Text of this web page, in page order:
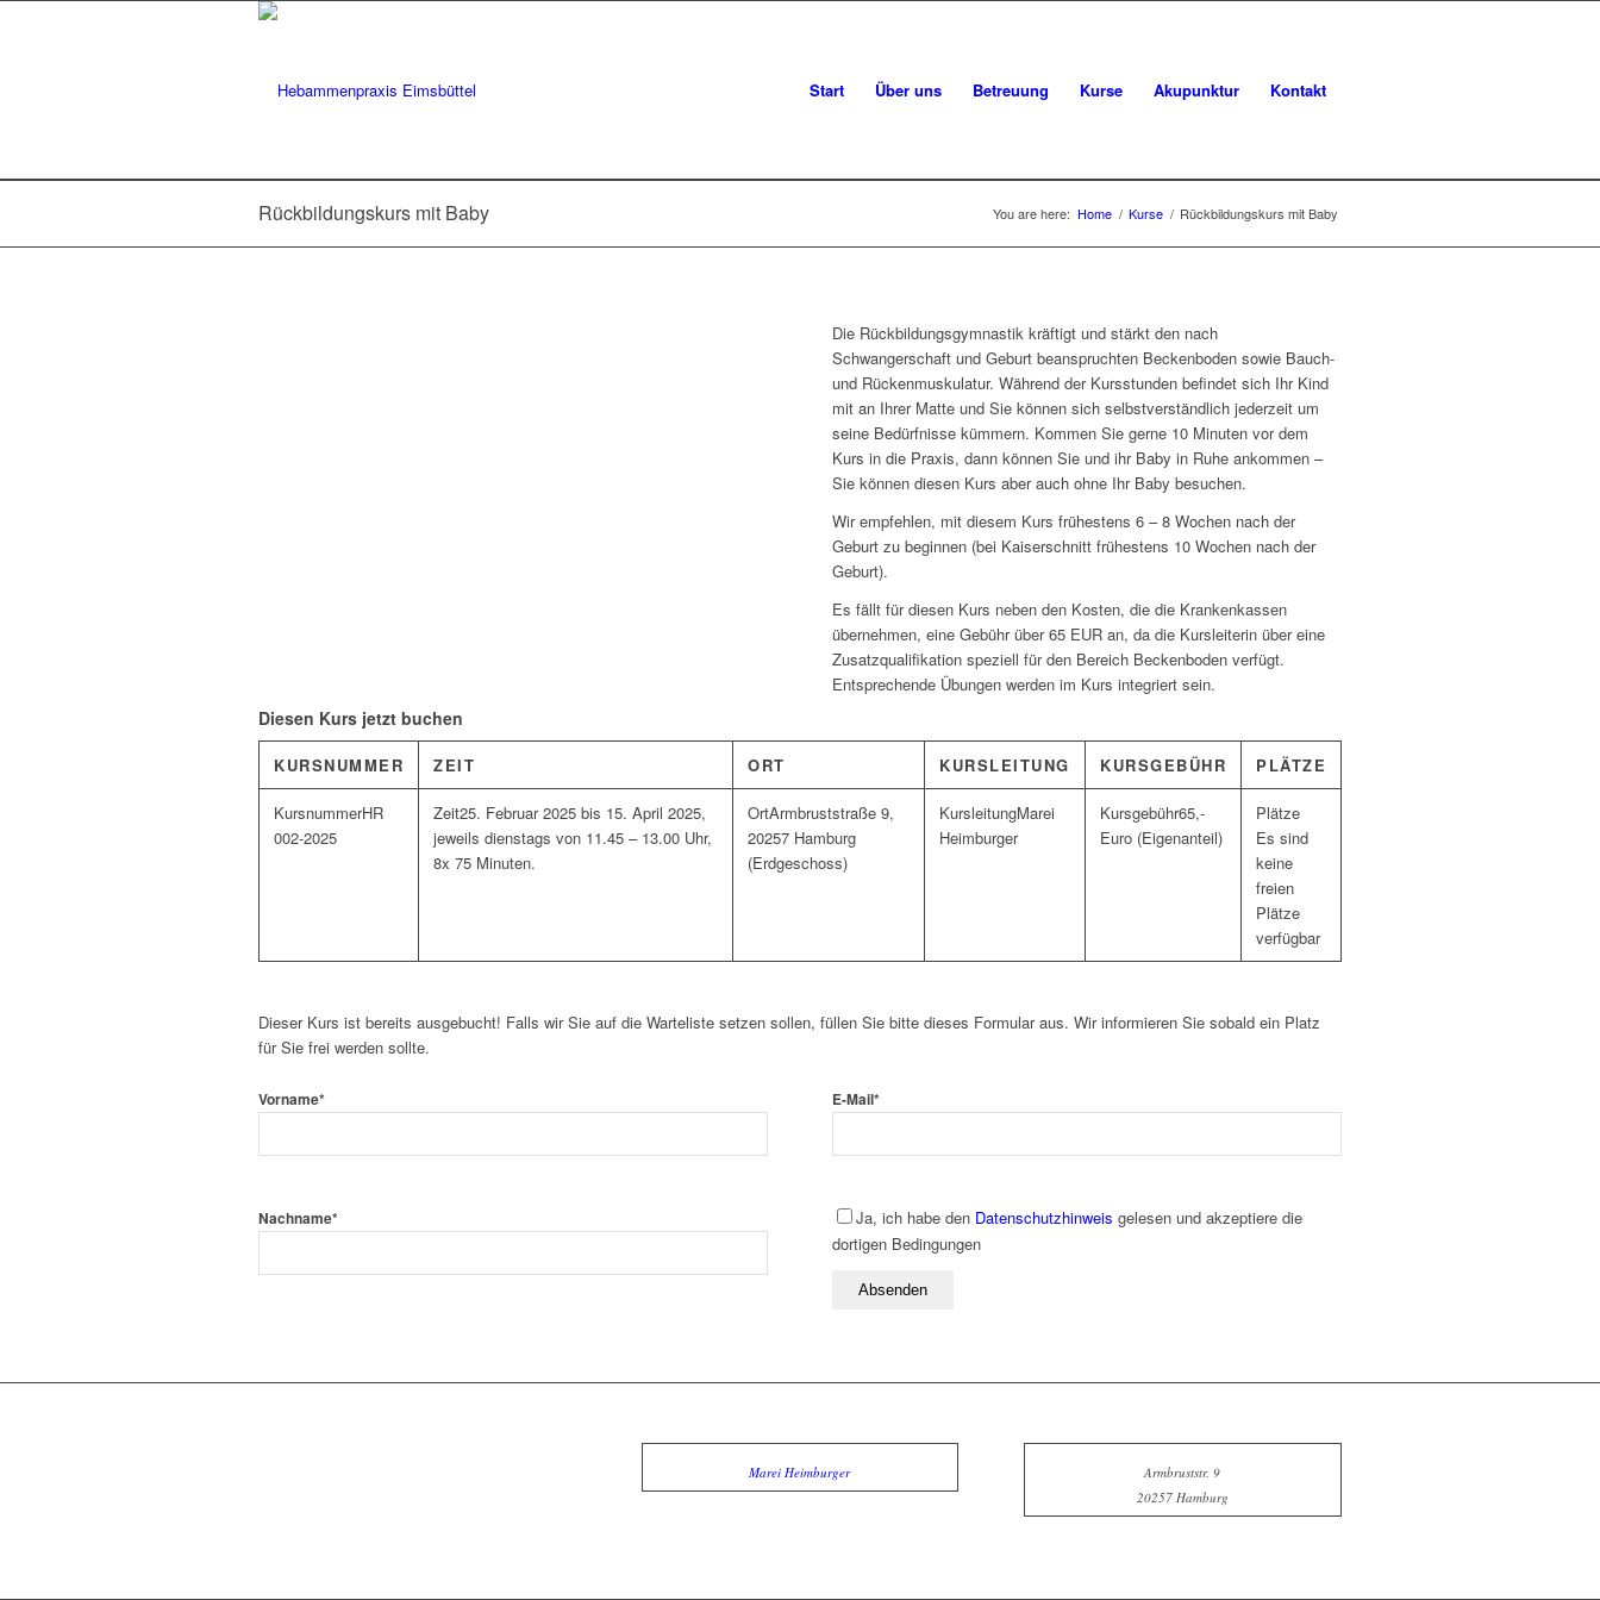
Start Über uns Betreuung Kurse Akupunktur Kontakt
Rückbildungskurs mit Baby You are here: Home / Kurse / Rückbildungskurs mit Baby
Die Rückbildungsgymnastik kräftigt und stärkt den nach
Schwangerschaft und Geburt beanspruchten Beckenboden sowie Bauch-
und Rückenmuskulatur. Während der Kursstunden befindet sich Ihr Kind
mit an Ihrer Matte und Sie können sich selbstverständlich jederzeit um
seine Bedürfnisse kümmern. Kommen Sie gerne 10 Minuten vor dem
Kurs in die Praxis, dann können Sie und ihr Baby in Ruhe ankommen –
Sie können diesen Kurs aber auch ohne Ihr Baby besuchen.
Wir empfehlen, mit diesem Kurs frühestens 6 – 8 Wochen nach der
Geburt zu beginnen (bei Kaiserschnitt frühestens 10 Wochen nach der
Geburt).
Es fällt für diesen Kurs neben den Kosten, die die Krankenkassen
übernehmen, eine Gebühr über 65 EUR an, da die Kursleiterin über eine
Zusatzqualifikation speziell für den Bereich Beckenboden verfügt.
Entsprechende Übungen werden im Kurs integriert sein.
Diesen Kurs jetzt buchen
KURSNUMMER ZEIT ORT KURSLEITUNG KURSGEBÜHR PLÄTZE
HR
002-2025
25. Februar 2025 bis 15. April 2025,
jeweils dienstags von 11.45 – 13.00 Uhr,
8x 75 Minuten.
Armbruststraße 9,
20257 Hamburg
(Erdgeschoss)
Marei
Heimburger
65,-
Euro (Eigenanteil)
Es sind
keine
freien
Plätze
verfügbar
Dieser Kurs ist bereits ausgebucht! Falls wir Sie auf die Warteliste setzen sollen, füllen Sie bitte dieses Formular aus. Wir informieren Sie sobald ein Platz
für Sie frei werden sollte.
Vorname*
Nachname*
E-Mail*
Ja, ich habe den Datenschutzhinweis gelesen und akzeptiere die
dortigen Bedingungen
Marei Heimburger
Armbruststr. 9
20257 Hamburg